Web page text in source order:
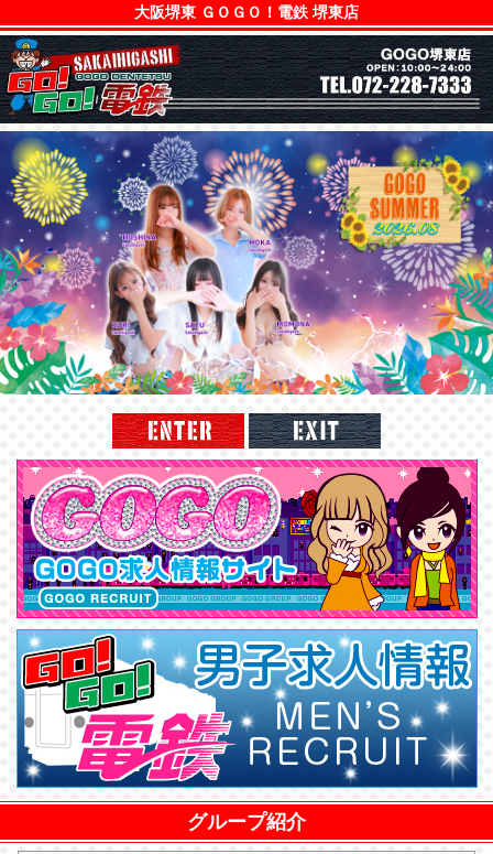
大阪堺東 ＧＯＧＯ！電鉄 堺東店
グループ紹介